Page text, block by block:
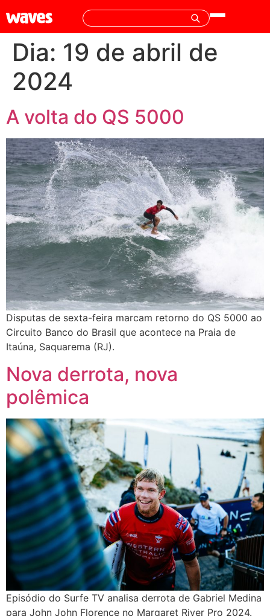
Dia: 19 de abril de
2024
A volta do QS 5000
Disputas de sexta-feira marcam retorno do QS 5000 ao
Circuito Banco do Brasil que acontece na Praia de
Itaúna, Saquarema (RJ).
Nova derrota, nova
polêmica
Episódio do Surfe TV analisa derrota de Gabriel Medina
para John John Florence no Margaret River Pro 2024.